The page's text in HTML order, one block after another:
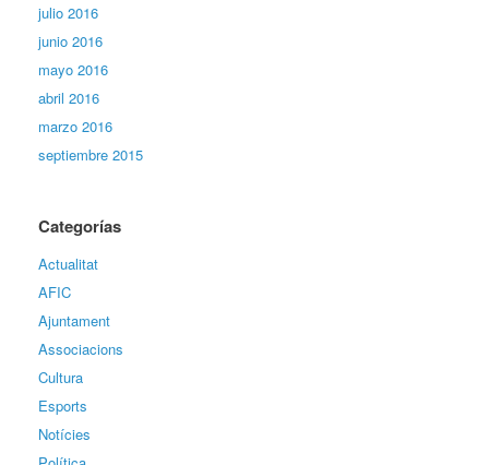
julio 2016
junio 2016
mayo 2016
abril 2016
marzo 2016
septiembre 2015
Categorías
Actualitat
AFIC
Ajuntament
Associacions
Cultura
Esports
Notícies